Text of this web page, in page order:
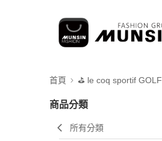
首頁 ⛳️ le coq sportif GOLF
商品分類
所有分類